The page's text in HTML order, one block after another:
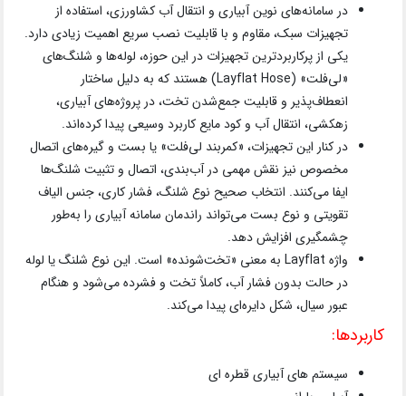
در سامانه‌های نوین آبیاری و انتقال آب کشاورزی، استفاده از
تجهیزات سبک، مقاوم و با قابلیت نصب سریع اهمیت زیادی دارد.
یکی از پرکاربردترین تجهیزات در این حوزه، لوله‌ها و شلنگ‌های
«لی‌فلت» (Layflat Hose) هستند که به دلیل ساختار
انعطاف‌پذیر و قابلیت جمع‌شدن تخت، در پروژه‌های آبیاری،
زهکشی، انتقال آب و کود مایع کاربرد وسیعی پیدا کرده‌اند.
در کنار این تجهیزات، «کمربند لی‌فلت» یا بست و گیره‌های اتصال
مخصوص نیز نقش مهمی در آب‌بندی، اتصال و تثبیت شلنگ‌ها
ایفا می‌کنند. انتخاب صحیح نوع شلنگ، فشار کاری، جنس الیاف
تقویتی و نوع بست می‌تواند راندمان سامانه آبیاری را به‌طور
چشمگیری افزایش دهد.
واژه Layflat به معنی «تخت‌شونده» است. این نوع شلنگ یا لوله
در حالت بدون فشار آب، کاملاً تخت و فشرده می‌شود و هنگام
عبور سیال، شکل دایره‌ای پیدا می‌کند.
کاربردها:
سیستم های آبیاری قطره ای